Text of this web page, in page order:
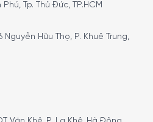
Tp. Thủ Đức, TP.HCM
Nguyễn Hữu Thọ, P. Khuê Trung,